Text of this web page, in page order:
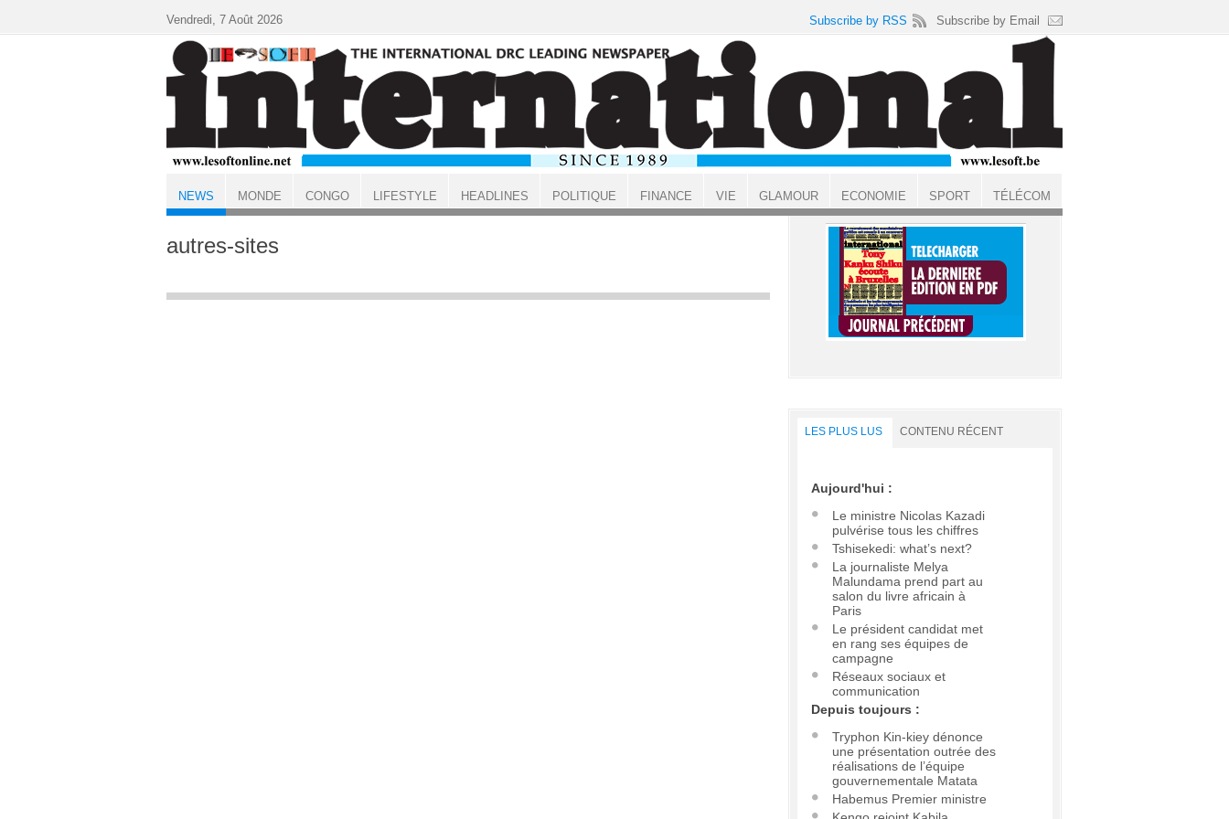
ACCUEIL NEWS
autres-sites
LES PLUS LUS CONTENU RÉCENT
Aujourd'hui :
Le ministre Nicolas Kazadi
pulvérise tous les chiffres
Tshisekedi: what’s next?
La journaliste Melya
Malundama prend part au
salon du livre africain à
Paris
Le président candidat met
en rang ses équipes de
campagne
Réseaux sociaux et
communication
Depuis toujours :
Tryphon Kin-kiey dénonce
une présentation outrée des
réalisations de l’équipe
gouvernementale Matata
Habemus Premier ministre
Vendredi, 7 Août 2026 Subscribe by RSS Subscribe by Email
NEWS MONDE CONGO LIFESTYLE HEADLINES POLITIQUE FINANCE VIE GLAMOUR ECONOMIE SPORT TÉLÉCOM